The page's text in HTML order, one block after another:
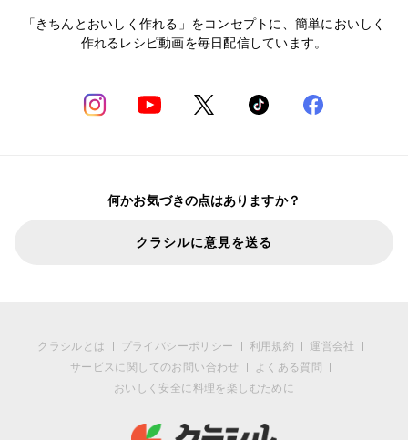
「きちんとおいしく作れる」をコンセプトに、簡単においしく
作れるレシピ動画を毎日配信しています。
何かお気づきの点はありますか？
クラシルに意見を送る
クラシルとは プライバシーポリシー 利用規約
運営会社
サービスに関してのお問い合わせ
よくある質問
おいしく安全に料理を楽しむために